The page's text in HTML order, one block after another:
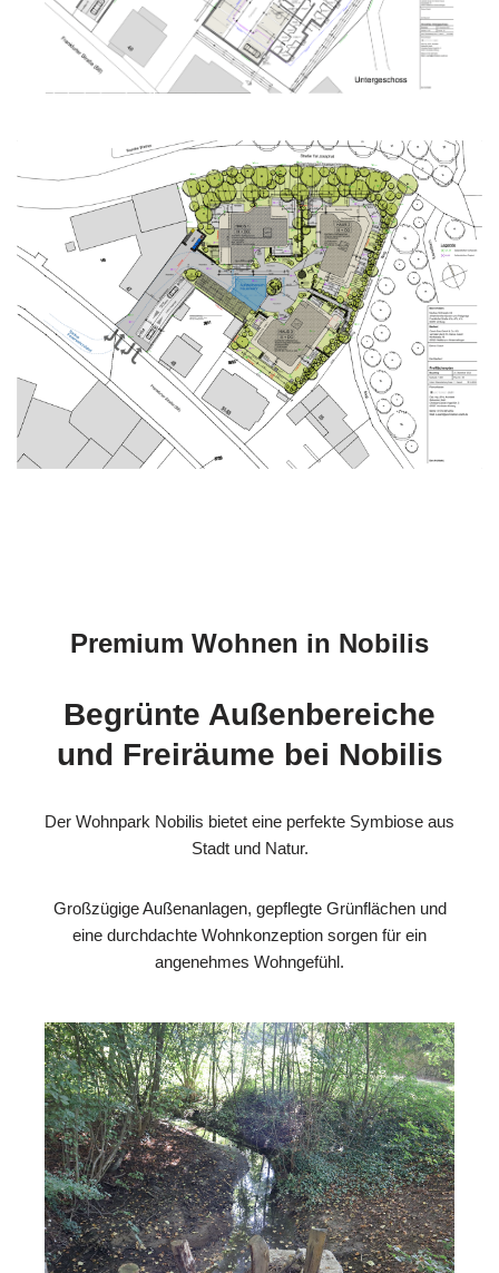
Premium Wohnen in Nobilis
Begrünte Außenbereiche
und Freiräume bei Nobilis
Der Wohnpark Nobilis bietet eine perfekte Symbiose aus
Stadt und Natur.
Großzügige Außenanlagen, gepflegte Grünflächen und
eine durchdachte Wohnkonzeption sorgen für ein
angenehmes Wohngefühl.